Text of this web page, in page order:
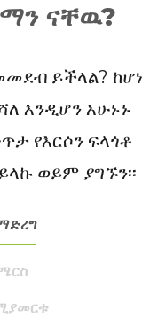
ናቸዉ?
ይችላል? ከሆነ
እንዲሆን አሁኑኑ
የእርሶን ፍላጎቶ
ወይም ያግኙን፡፡